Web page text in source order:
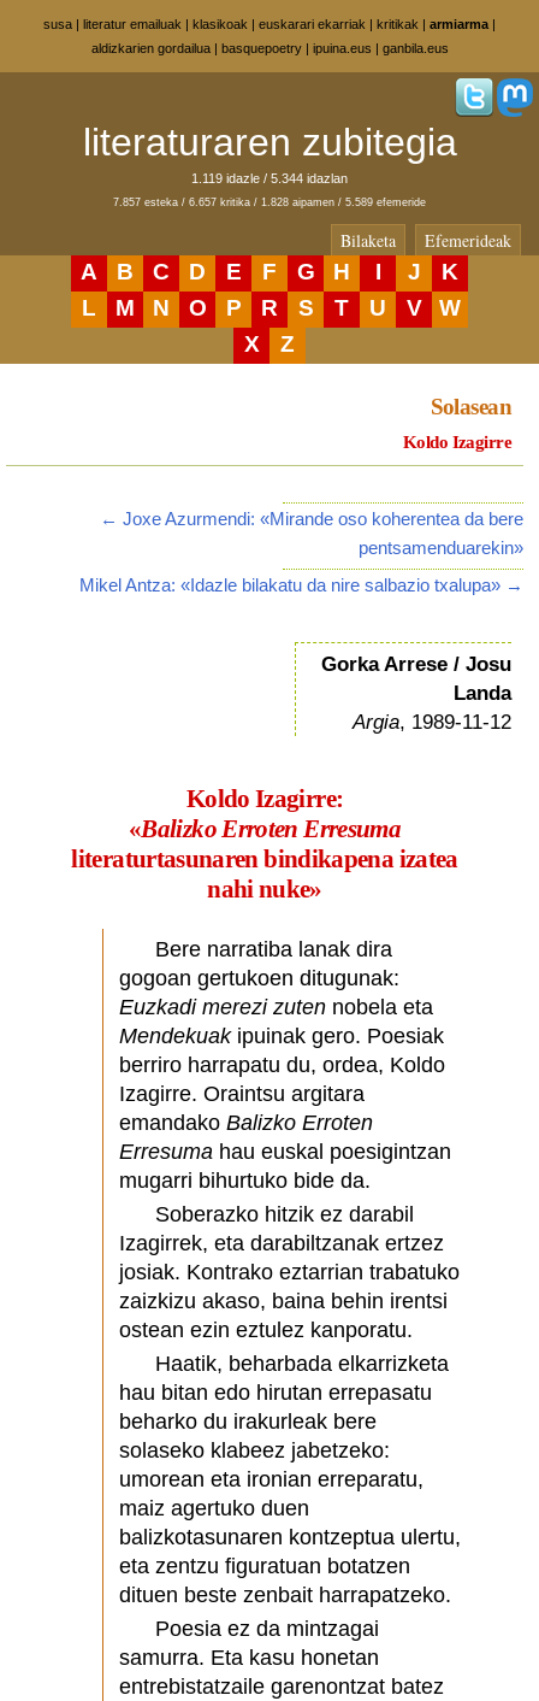
susa | literatur emailuak | klasikoak | euskarari ekarriak | kritikak | armiarma |
aldizkarien gordailua| basquepoetry| ipuina.eus | ganbila.eus
literaturaren zubitegia
1.119 idazle / 5.344 idazlan
7.857 esteka / 6.657 kritika / 1.828 aipamen / 5.589 efemeride
Bilaketa Efemerideak
A B C D E F G H I J
K
L
M N O P R S T U V
W
X
Z
Solasean
Koldo Izagirre
← Joxe Azurmendi: «Mirande oso koherentea da bere
pentsamenduarekin»
Mikel Antza: «Idazle bilakatu da nire salbazio txalupa» →
Gorka Arrese / Josu
Landa
Argia, 1989-11-12
Koldo Izagirre:
«Balizko Erroten Erresuma
literaturtasunaren bindikapena izatea
nahi nuke»
Bere narratiba lanak dira
gogoan gertukoen ditugunak:
Euzkadi merezi zuten nobela eta
Mendekuakipuinak gero. Poesiak
berriro harrapatu du, ordea, Koldo
Izagirre. Oraintsu argitara
emandako Balizko Erroten
Erresuma hau euskal poesigintzan
mugarri bihurtuko bide da.
Soberazko hitzik ez darabil
Izagirrek, eta darabiltzanak ertzez
josiak. Kontrako eztarrian trabatuko
zaizkizu akaso, baina behin irentsi
ostean ezin eztulez kanporatu.
Haatik, beharbada elkarrizketa
hau bitan edo hirutan errepasatu
beharko du irakurleak bere
solaseko klabeez jabetzeko:
umorean eta ironian erreparatu,
maiz agertuko duen
balizkotasunaren kontzeptua ulertu,
eta zentzu figuratuan botatzen
dituen beste zenbait harrapatzeko.
Poesia ez da mintzagai
samurra. Eta kasu honetan
entrebistatzaile garenontzat batez